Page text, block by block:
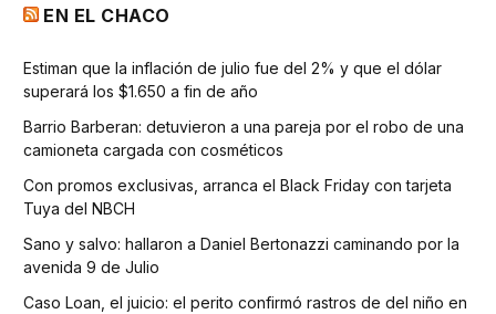
EN EL CHACO
Estiman que la inflación de julio fue del 2% y que el dólar
superará los $1.650 a fin de año
Barrio Barberan: detuvieron a una pareja por el robo de una
camioneta cargada con cosméticos
Con promos exclusivas, arranca el Black Friday con tarjeta
Tuya del NBCH
Sano y salvo: hallaron a Daniel Bertonazzi caminando por la
avenida 9 de Julio
Caso Loan, el juicio: el perito confirmó rastros de del niño en